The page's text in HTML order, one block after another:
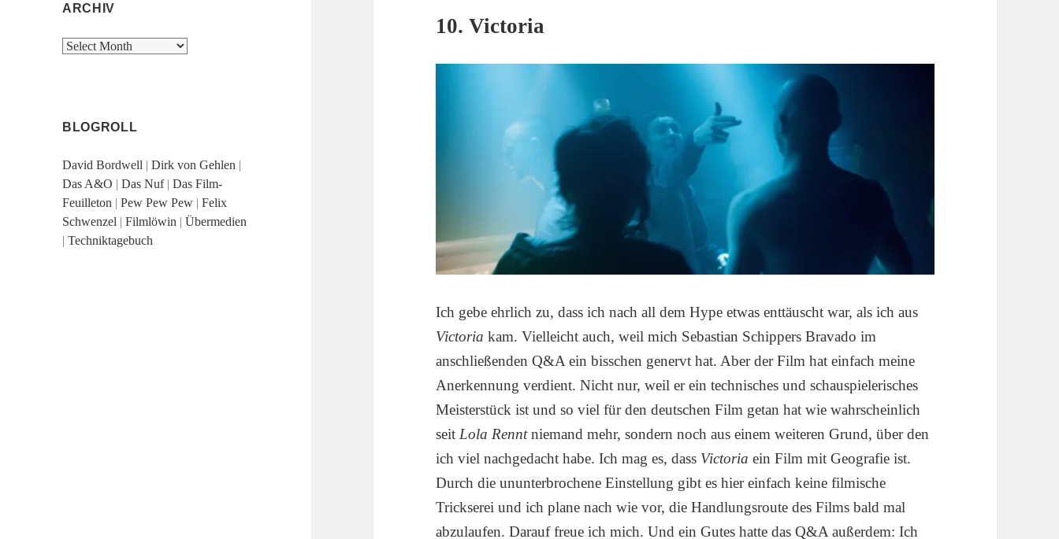
ARCHIV
Archiv
BLOGROLL
David Bordwell |Dirk von Gehlen |
Das A&O |Das Nuf|Das Film-
Feuilleton |Pew Pew Pew |Felix
Schwenzel |Filmlöwin |Übermedien
|Techniktagebuch
10. Victoria
Ich gebe ehrlich zu, dass ich nach all dem Hype etwas enttäuscht war, als ich aus
Victoria kam. Vielleicht auch, weil mich Sebastian Schippers Bravado im
anschließenden Q&A ein bisschen genervt hat. Aber der Film hat einfach meine
Anerkennung verdient. Nicht nur, weil er ein technisches und schauspielerisches
Meisterstück ist und so viel für den deutschen Film getan hat wie wahrscheinlich
seitLola Renntniemand mehr, sondern noch aus einem weiteren Grund, über den
ich viel nachgedacht habe. Ich mag es, dass Victoria ein Film mit Geografie ist.
Durch die ununterbrochene Einstellung gibt es hier einfach keine filmische
Trickserei und ich plane nach wie vor, die Handlungsroute des Films bald mal
abzulaufen. Darauf freue ich mich. Und ein Gutes hatte das Q&A außerdem:Ich